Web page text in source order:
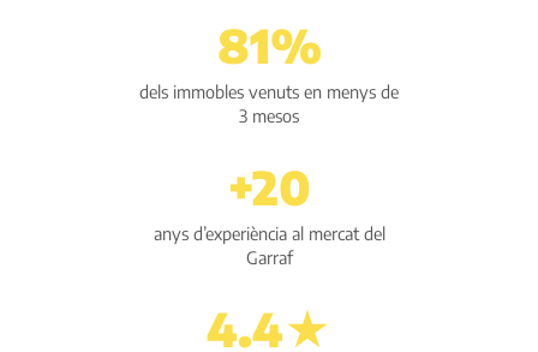
81%
dels immobles venuts en menys de
3 mesos
+20
anys d’experiència al mercat del
Garraf
4.4★